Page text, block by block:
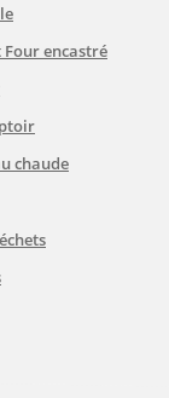
encastré
chaude